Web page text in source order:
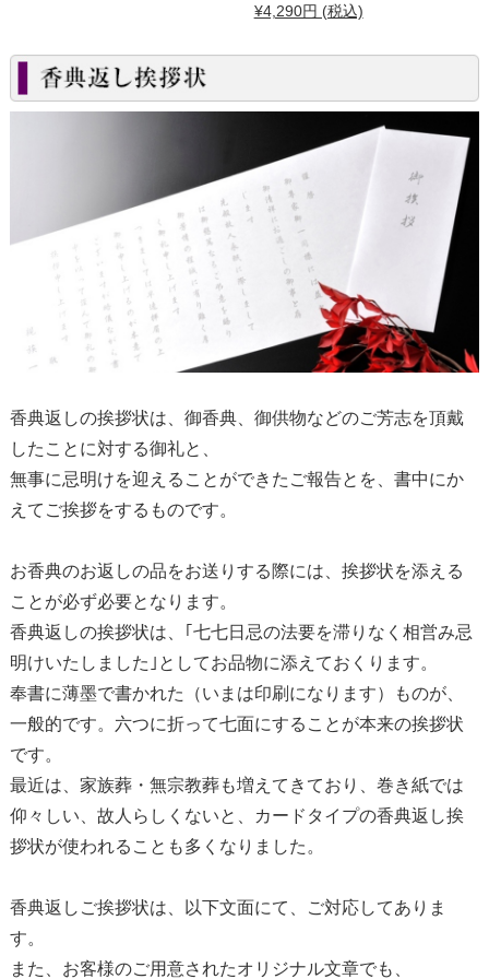
¥4,290円 (税込)
香典返しの挨拶状は、御香典、御供物などのご芳志を頂戴
したことに対する御礼と、
無事に忌明けを迎えることができたご報告とを、書中にか
えてご挨拶をするものです。
お香典のお返しの品をお送りする際には、挨拶状を添える
ことが必ず必要となります。
香典返しの挨拶状は、｢七七日忌の法要を滞りなく相営み忌
明けいたしました｣としてお品物に添えておくります。
奉書に薄墨で書かれた（いまは印刷になります）ものが、
一般的です。六つに折って七面にすることが本来の挨拶状
です。
最近は、家族葬・無宗教葬も増えてきており、巻き紙では
仰々しい、故人らしくないと、カードタイプの香典返し挨
拶状が使われることも多くなりました。
香典返しご挨拶状は、以下文面にて、ご対応してありま
す。
また、お客様のご用意されたオリジナル文章でも、